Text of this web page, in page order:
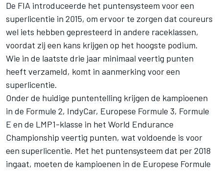
De FIA introduceerde het puntensysteem voor een
superlicentie in 2015, om ervoor te zorgen dat coureurs
wel iets hebben gepresteerd in andere raceklassen,
voordat zij een kans krijgen op het hoogste podium.
Wie in de laatste drie jaar minimaal veertig punten
heeft verzameld, komt in aanmerking voor een
superlicentie.
Onder de huidige puntentelling krijgen de kampioenen
in de Formule 2, IndyCar, Europese Formule 3, Formule
E en de LMP1-klasse in het World Endurance
Championship veertig punten, wat voldoende is voor
een superlicentie. Met het puntensysteem dat per 2018
ingaat, moeten de kampioenen in de Europese Formule